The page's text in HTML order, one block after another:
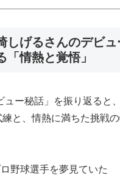
しげるさんのデビ
「情熱と覚悟」
ュー秘話」を振り返ると、
と、情熱に満ちた挑戦
野球選手を夢見ていた